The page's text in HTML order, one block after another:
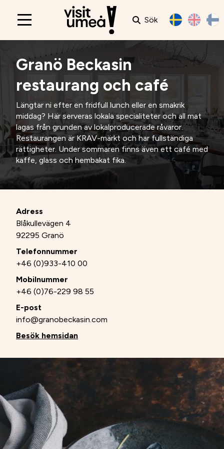
Main
Sök
Granö Beckasin
restaurang och café
Längtar ni efter en fridfull lunch eller en smakrik
middag? Här serveras lokala specialiteter och all mat
lagas från grunden av lokalproducerade råvaror.
Restaurangen är KRAV-märkt och har fullständiga
rättigheter. Under sommaren finns även ett café med
kaffe, glass och hembakat fika.
Adress
Blåkullevägen 4
92295 Granö
Telefonnummer
+46 (0)933-410 00
Mobilnummer
+46 (0)76-229 98 55
E-post
info@granobeckasin.com
Besök hemsidan